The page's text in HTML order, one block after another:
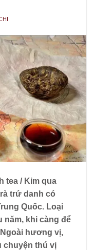
tea / Kim qua
trứ danh có
Quốc. Loại
khi càng để
hương vị,
chuyện thú vị